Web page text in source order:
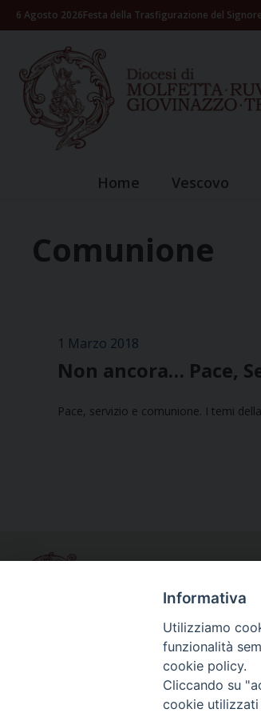
Skip6 Agosto 2026Festa della Trasfigurazione del Signore
Home Vescovo
Comunione
1 Marzo 2018
Non ancora… Pace,
Pace, servizio e comunione. I temi
Piazza Giovene 4 – 70056 Molfetta (BA)
Informativa
Utilizziamo
funzionalità
cookie policy.
Cliccando su
cookie utilizzati